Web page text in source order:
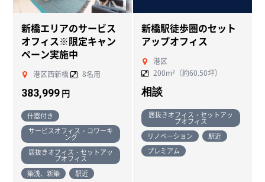
新橋エリアのサービス
オフィス※限定キャン
ペーン実施中
港区西新橋 8名用
383,999 円
什器付き
サービスオフィス・コワーキ
ング
居抜きオフィス・セットアッ
プオフィス
築浅、新築
駅近
新橋駅徒歩圏のセット
アップオフィス
港区
200m²（約60.50坪）
相談
居抜きオフィス・セットアッ
プオフィス
リノベーション
駅近
プレミアム